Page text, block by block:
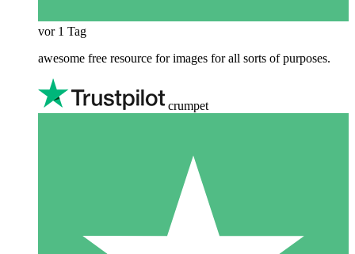
vor 1 Tag
awesome free resource for images for all sorts of purposes.
crumpet